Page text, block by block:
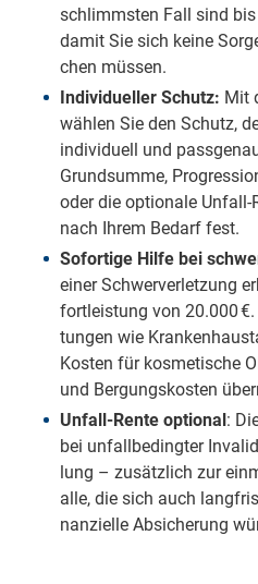
schlimms­ten Fall sind
damit Sie sich keine
chen müs­sen.
Individueller Schutz: Mit
wählen Sie den Schutz,
individuell und
Grundsumme,
oder die optionale Unfall-
nach Ihrem Bedarf fest.
So­for­ti­ge Hilfe bei
einer Schwer­ver­let­zung
fort­leis­tung von 20.000
tun­gen wie
Kos­ten für kos­me­tische
und Ber­gungs­kos­ten
Un­fall-Ren­te op­tio­nal:
bei un­fall­be­ding­ter
lung – zu­sätz­lich zur
al­le, die sich auch
nan­ziel­le Ab­si­che­rung